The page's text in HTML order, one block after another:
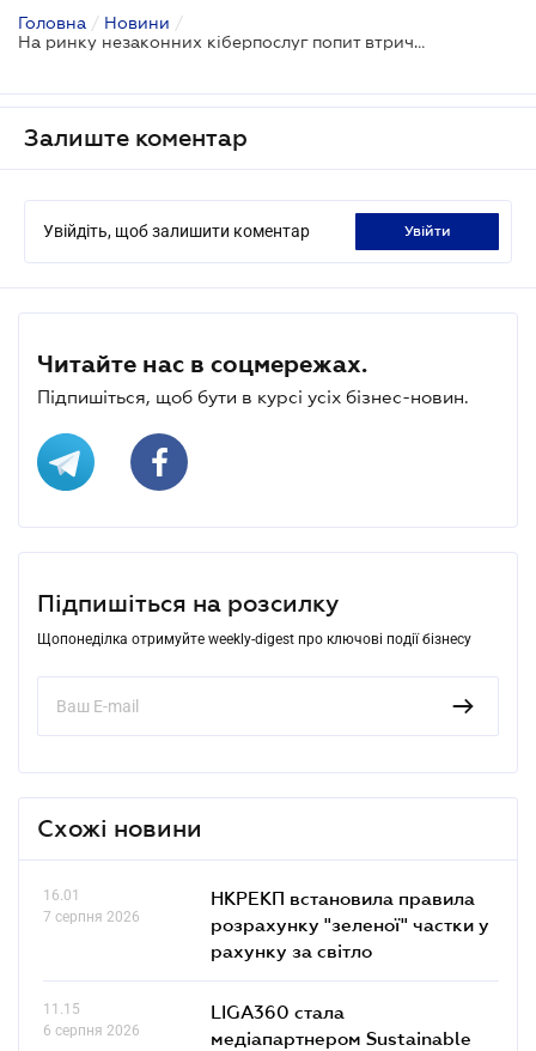
Головна / Новини /
На ринку незаконних кіберпослуг попит втричі перевищує пропозицію
Залиште коментар
Увійдіть, щоб залишити коментар увійти
Читайте нас в соцмережах.
Підпишіться, щоб бути в курсі усіх бізнес-новин.
Підпишіться на розсилку
Щопонеділка отримуйте weekly-digest про ключові події бізнесу
Схожі новини
16.01
7 серпня 2026
НКРЕКП встановила правила
розрахунку "зеленої" частки у
рахунку за світло
11.15
6 серпня 2026
LIGA360 стала
медіапартнером Sustainable